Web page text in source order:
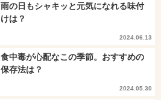
雨の日もシャキッと元気になれる味付
けは？
2024.06.13
食中毒が心配なこの季節。おすすめの
保存法は？
2024.05.30